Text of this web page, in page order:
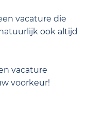
vacature die
ook altijd
vacature
voorkeur!